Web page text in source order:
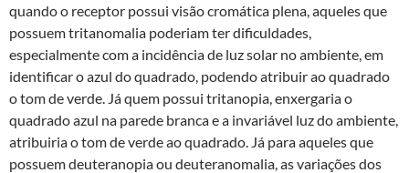
quando o receptor possui visão cromática plena, aqueles que
possuem tritanomalia poderiam ter dificuldades,
especialmente com a incidência de luz solar no ambiente, em
identificar o azul do quadrado, podendo atribuir ao quadrado
o tom de verde. Já quem possui tritanopia, enxergaria o
quadrado azul na parede branca e a invariável luz do ambiente,
atribuiria o tom de verde ao quadrado. Já para aqueles que
possuem deuteranopia ou deuteranomalia, as variações dos